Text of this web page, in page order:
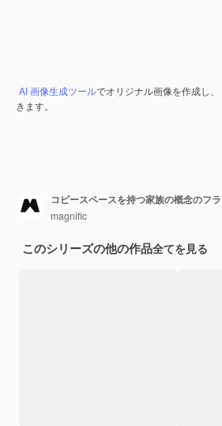
AI 画像生成ツールでオリジナル画像を作成し、
きます。
magnific
このシリーズの他の作品全てを見る